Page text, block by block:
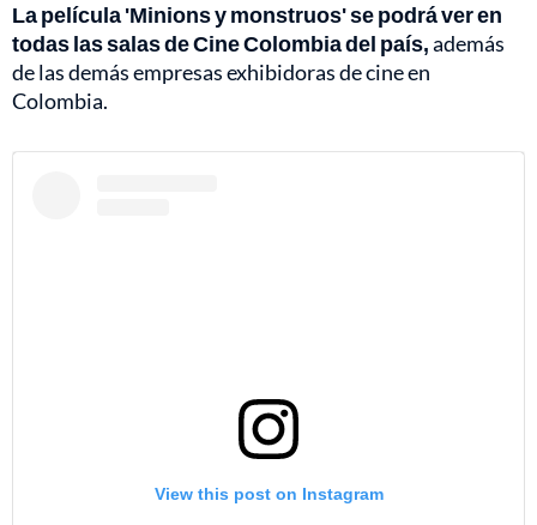
La película 'Minions y monstruos' se podrá ver en
todas las salas de Cine Colombia del país,además
de las demás empresas exhibidoras de cine en
Colombia.
View this post on Instagram